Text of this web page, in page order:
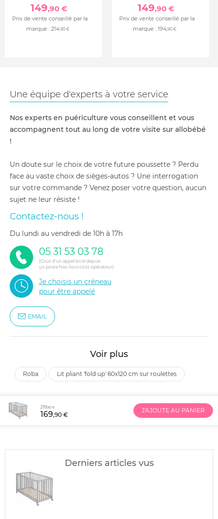
149,90 €
Prix de vente conseillé par la
marque : 214,90 €
149,90 €
Prix de vente conseillé par la
marque : 194,90 €
Une équipe d'experts à votre service
Nos experts en puériculture vous conseillent et vous
accompagnent tout au long de votre visite sur allobébé
!
Un doute sur le choix de votre future poussette ? Perdu
face au vaste choix de sièges-autos ? Une interrogation
sur votre commande ? Venez poser votre question, aucun
sujet ne leur résiste !
Contactez-nous !
du lundi au vendredi de 10h à 17h
05 31 53 03 78
(Coût d'un appel local depuis
un poste fixe, hors coût opérateur)
Je choisis un créneau
pour être appelé
EMAIL
Voir plus
roba lit pliant 'fold up' 60x120 cm sur roulettes
219,90 €
169,90 €
J'AJOUTE AU PANIER
Derniers articles vus